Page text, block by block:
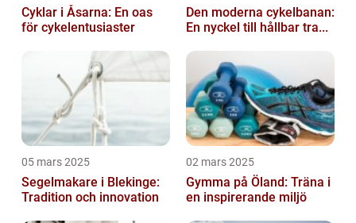
Cyklar i Åsarna: En oas
för cykelentusiaster
Den moderna cykelbanan:
En nyckel till hållbar tra...
05 mars 2025
Segelmakare i Blekinge:
Tradition och innovation
02 mars 2025
Gymma på Öland: Träna i
en inspirerande miljö